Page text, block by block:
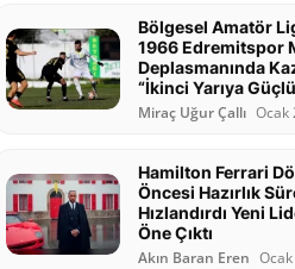
Bölgesel Amatör
1966 Edremitspor
Deplasmanında
“İkinci Yarıya
Miraç Uğur Çallı Ocak
Hamilton Ferrari
Öncesi Hazırlık
Hızlandırdı Yeni
Öne Çıktı
Akın Baran Eren